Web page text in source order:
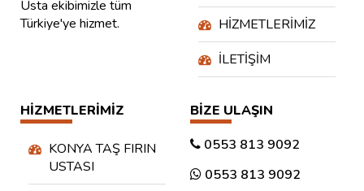
Usta ekibimizle tüm
Türkiye'ye hizmet.
HIZMETLERIMIZ
İLETIŞIM
HIZMETLERIMIZ
KONYA TAŞ FIRIN
USTASI
BIZE ULAŞIN
0553 813 9092
0553 813 9092